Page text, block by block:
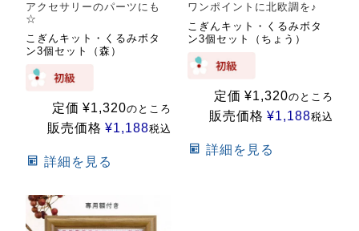
アクセサリーのパーツにも
☆
こぎんキット・くるみボタ
ン3個セット（森）
定価 ¥1,320のところ
販売価格 ¥1,188税込
詳細を見る
ワンポイントに北欧調を♪
こぎんキット・くるみボタ
ン3個セット（ちょう）
定価 ¥1,320のところ
販売価格 ¥1,188税込
詳細を見る